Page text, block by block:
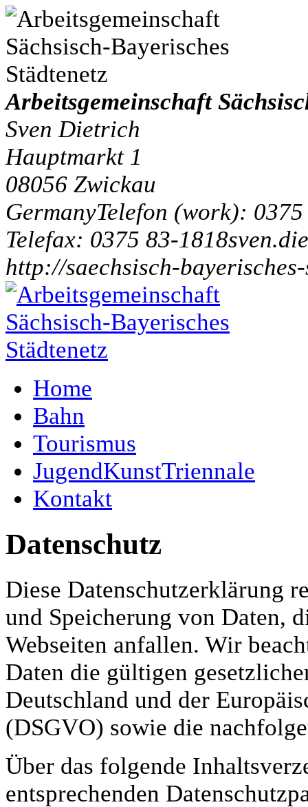
Arbeitsgemeinschaft
Sven Dietrich
Hauptmarkt 1
08056 Zwickau
GermanyTelefon (work):
Telefax: 0375 83-1818
http://saechsisch-
Home
Bahn
Tourismus
JugendKunstTriennale
Kontakt
Datenschutz
Diese Datenschutzerklärung
und Speicherung von Daten,
Webseiten anfallen. Wir
Daten die gültigen
Deutschland und der
(DSGVO) sowie die
Über das folgende
entsprechenden